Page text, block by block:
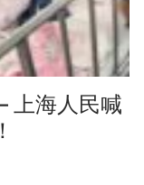
上海人民喊